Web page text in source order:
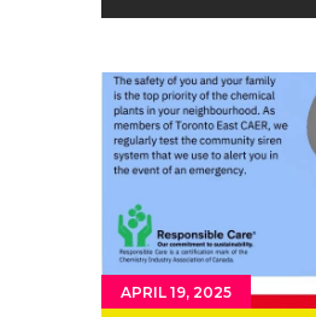
APRIL 19, 2025